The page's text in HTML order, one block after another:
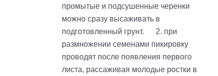
промытые и подсушенные черенки
можно сразу высаживать в
подготовленный грунт. 2. при
размножении семенами пикировку
проводят после появления первого
листа, рассаживая молодые ростки в